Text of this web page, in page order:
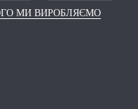
МИ ВИРОБЛЯЄМО